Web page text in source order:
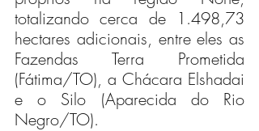
totalizando cerca de 1.498,73
hectares adicionais, entre eles as
Fazendas Terra Prometida
(Fátima/TO), a Chácara Elshadai
e o Silo (Aparecida do Rio
Negro/TO).